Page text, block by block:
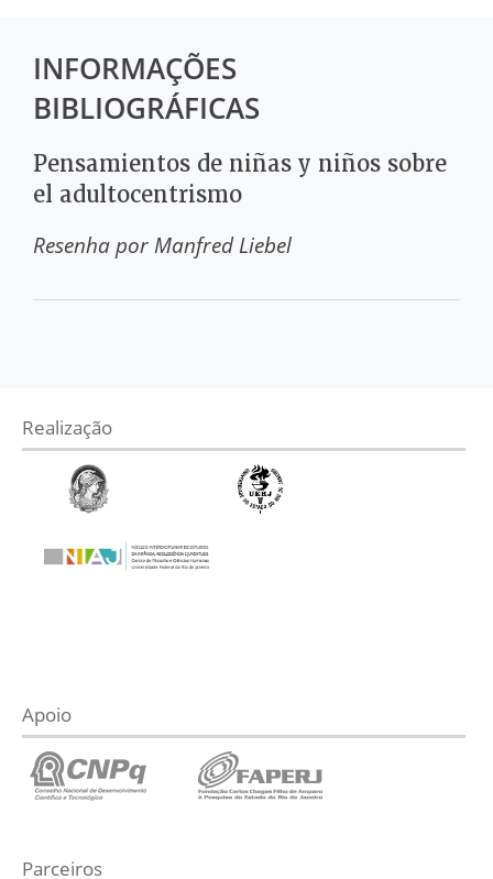
INFORMAÇÕES
BIBLIOGRÁFICAS
Pensamientos de niñas y niños sobre
el adultocentrismo
Resenha por Manfred Liebel
Realização
Apoio
Parceiros